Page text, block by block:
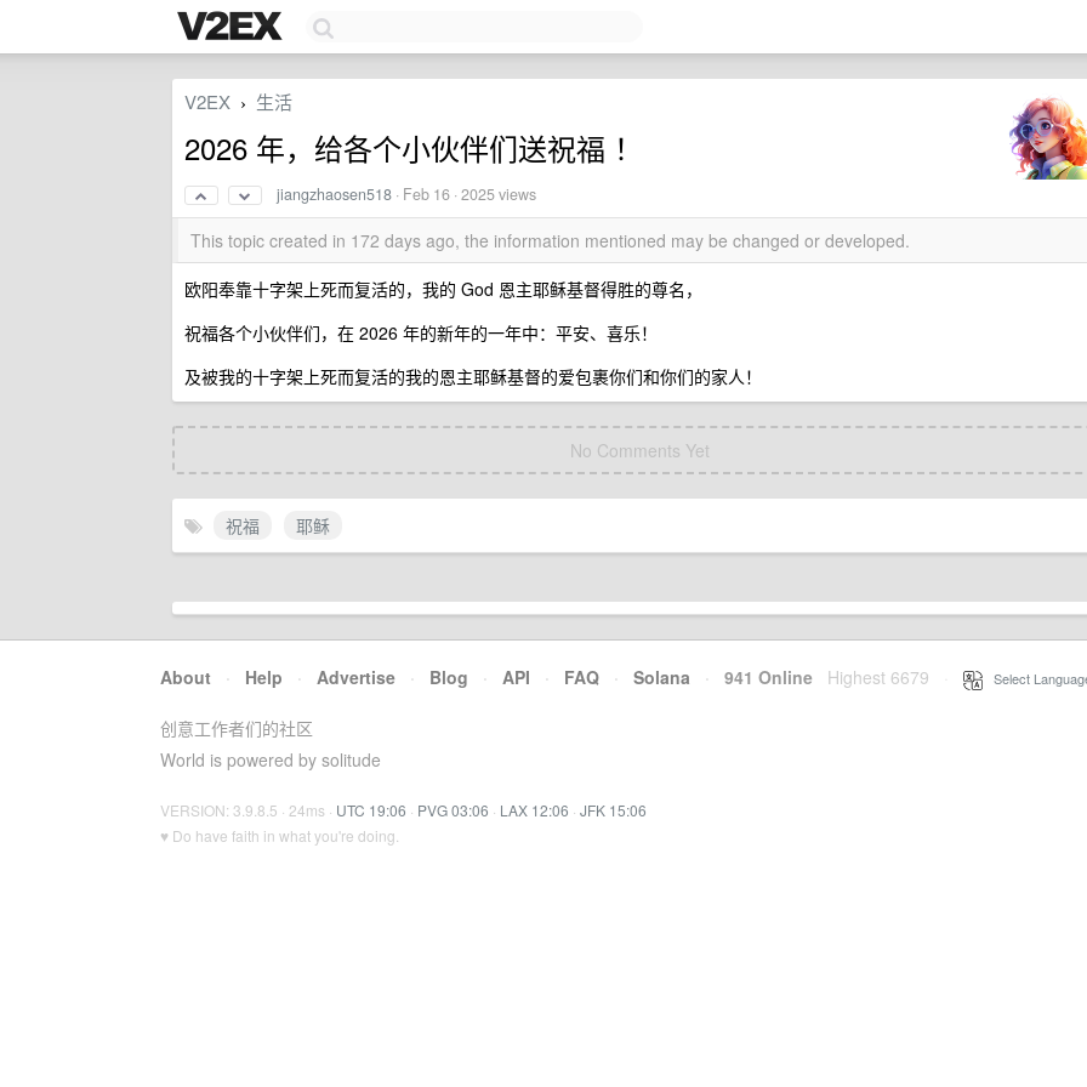
V2EX › 生活
2026 年，给各个小伙伴们送祝福 ！
jiangzhaosen518 · Feb 16 · 2025 views
This topic created in 172 days ago, the information mentioned may be changed or developed.
欧阳奉靠十字架上死而复活的，我的 God 恩主耶稣基督得胜的尊名，
祝福各个小伙伴们，在 2026 年的新年的一年中：平安、喜乐！
及被我的十字架上死而复活的我的恩主耶稣基督的爱包裹你们和你们的家人！
No Comments Yet
祝福 耶稣
About · Help · Advertise · Blog · API · FAQ · Solana · 941 Online Highest 6679 Select
创意工作者们的社区
World is powered by solitude
VERSION: 3.9.8.5 · 24ms · UTC 19:06 · PVG 03:06 · LAX 12:06 · JFK 15:06
♥ Do have faith in what you're doing.